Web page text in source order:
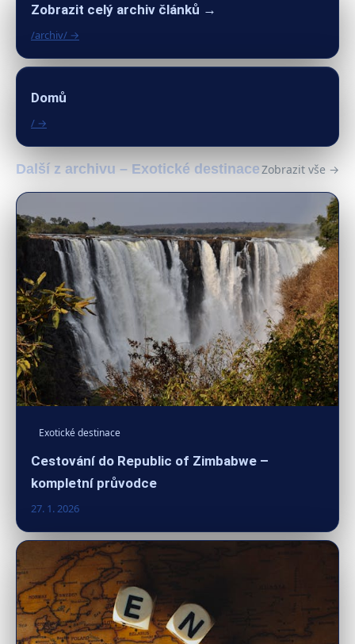
Zobrazit celý archiv článků →
/archiv/ →
Domů
/ →
Další z archivu – Exotické destinaceZobrazit vše →
Exotické destinace
Cestování do Republic of Zimbabwe –
kompletní průvodce
27. 1. 2026